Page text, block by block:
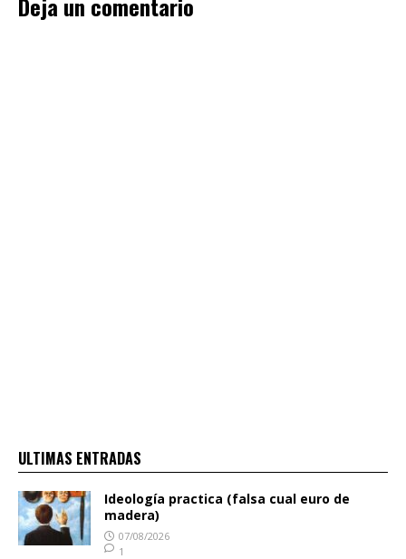
ULTIMAS ENTRADAS
Ideología practica (falsa cual euro de
madera)
07/08/2026
1